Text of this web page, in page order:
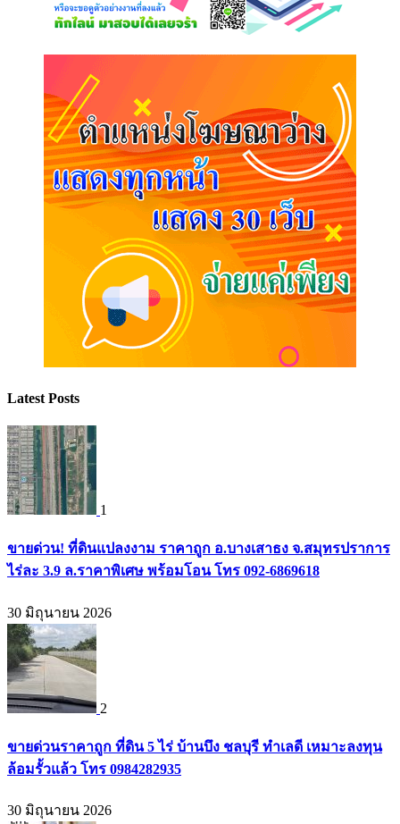
Latest Posts
1
ขายด่วน! ที่ดินแปลงงาม ราคาถูก อ.บางเสาธง จ.สมุทรปราการ
ไร่ละ 3.9 ล.ราคาพิเศษ พร้อมโอน โทร 092-6869618
30 มิถุนายน 2026
2
ขายด่วนราคาถูก ที่ดิน 5 ไร่ บ้านบึง ชลบุรี ทำเลดี เหมาะลงทุน
ล้อมรั้วแล้ว โทร 0984282935
30 มิถุนายน 2026